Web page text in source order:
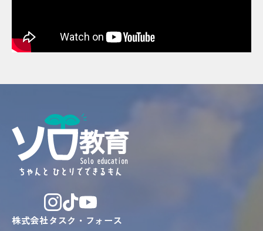
株式会社タスク・フォース